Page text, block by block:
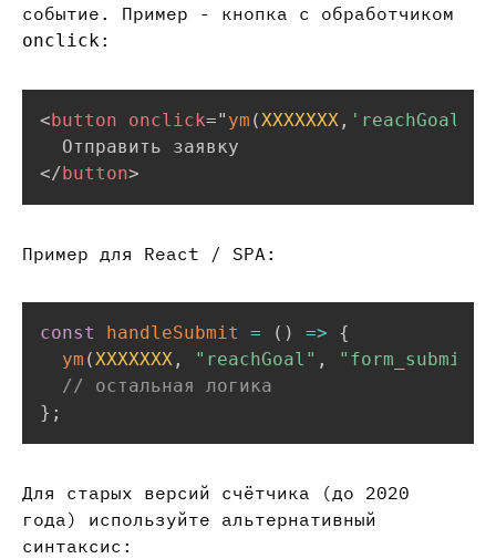
событие. Пример - кнопка с обработчиком
onclick:
< button onclick=" ym (XXXXXXX , 'reachGoal'
</ button>
Пример для React / SPA:
const handleSubmit = ( ) =>
{
ym (XXXXXXX , "reachGoal" , "form_submit"
// остальная логика
} ;
Для старых версий счётчика (до 2020
года) используйте альтернативный
синтаксис: